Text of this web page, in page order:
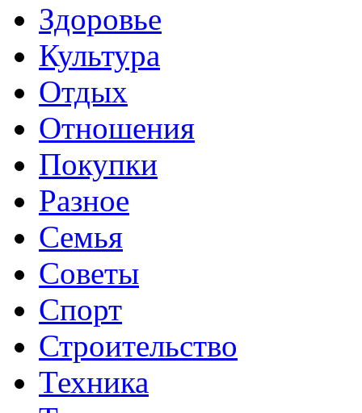
Здоровье
Культура
Отдых
Отношения
Покупки
Разное
Семья
Советы
Спорт
Строительство
Техника